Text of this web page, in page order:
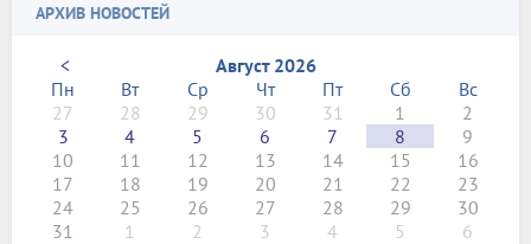
АРХИВ НОВОСТЕЙ
<
Август 2026
Пн
Вт Ср Чт Пт Сб
Вс
27
28 29 30 31 1
2
3
4 5 6 7 8
9
10
11 12 13 14 15
16
17
18 19 20 21 22
23
24
25 26 27 28 29
30
31
1 2 3 4 5 6